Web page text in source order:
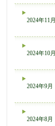
2024年11月
2024年10月
2024年9月
2024年8月